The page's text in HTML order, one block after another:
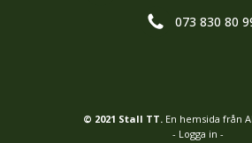
073 830 80
© 2021 Stall TT. En hemsida från
- Logga in -